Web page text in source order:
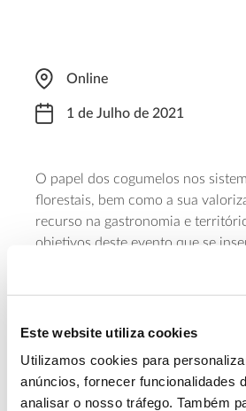
Este website utiliza cookies
Utilizamos cookies para
anúncios, fornecer funcionalidades
analisar o nosso tráfego. Também
Online
1 de Julho de 2021
O papel dos cogumelos nos
florestais, bem como a sua
recurso na gastronomia e
objetivos deste evento que se
dinamização do Centro de
Recursos Silvestres. A iniciativa é
com organização da Terrius. As
Saiba mais sobre webinar